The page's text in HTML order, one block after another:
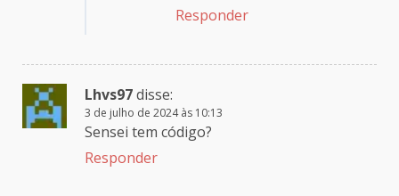
Responder
Lhvs97disse:
3 de julho de 2024 às 10:13
Sensei tem código?
Responder